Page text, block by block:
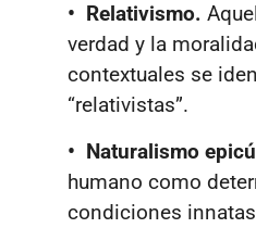
• Relativismo.
verdad y la
contextuales se
“relativistas”.
• Naturalismo
humano como
condiciones